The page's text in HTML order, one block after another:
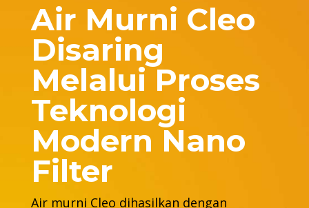
Air Murni Cleo
Disaring
Melalui Proses
Teknologi
Modern Nano
Filter
Air murni Cleo dihasilkan dengan